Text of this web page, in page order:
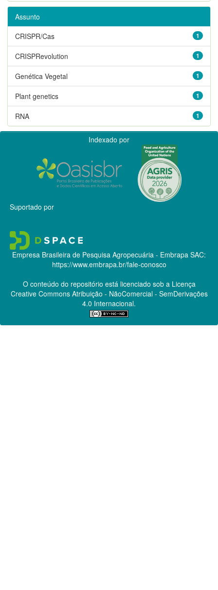
Assunto
1
CRISPR/Cas
1
CRISPRevolution
1
Genética Vegetal
1
Plant genetics
1
RNA
Indexado por
Suportado por
Empresa Brasileira de Pesquisa Agropecuária - Embrapa SAC:
https://www.embrapa.br/fale-conosco
O conteúdo do repositório está licenciado sob a Licença
Creative CommonsAtribuição - NãoComercial - SemDerivações
4.0 Internacional.